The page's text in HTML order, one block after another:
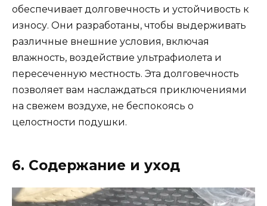
обеспечивает долговечность и устойчивость к
износу. Они разработаны, чтобы выдерживать
различные внешние условия, включая
влажность, воздействие ультрафиолета и
пересеченную местность. Эта долговечность
позволяет вам наслаждаться приключениями
на свежем воздухе, не беспокоясь о
целостности подушки.
6. Содержание и уход